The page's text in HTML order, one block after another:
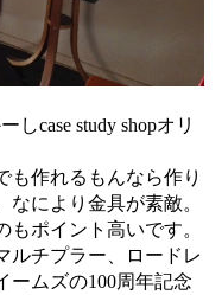
しcase study shopオリ
も作れるもんなら作り
により金具が素敵。
ポイント高いです。
ルチプラー、ロードレ
ームズの100周年記念